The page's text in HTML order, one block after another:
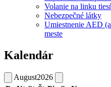
Volanie na linku
Nebezpečné látky
Umiestnenie AED
meste
Kalendár
August2026